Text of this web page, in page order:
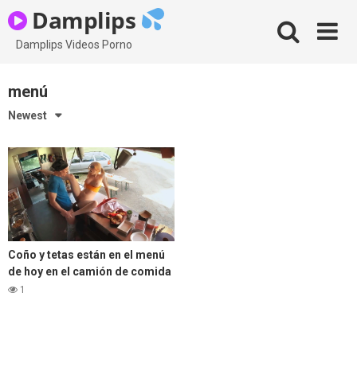
to
content
Damplips
Damplips Videos Porno
menú
Newest
Coño y tetas están en el menú
de hoy en el camión de comida
rápida
1